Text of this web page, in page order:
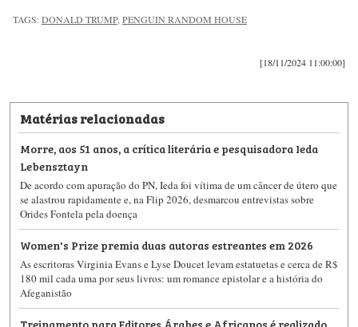
TAGS:DONALD TRUMP,PENGUIN RANDOM HOUSE
[18/11/2024 11:00:00]
Matérias relacionadas
Morre, aos 51 anos, a crítica literária e pesquisadora Ieda
Lebensztayn
De acordo com apuração do PN, Ieda foi vítima de um câncer de útero que
se alastrou rapidamente e, na Flip 2026, desmarcou entrevistas sobre
Orides Fontela pela doença
Women's Prize premia duas autoras estreantes em 2026
As escritoras Virginia Evans e Lyse Doucet levam estatuetas e cerca de R$
180 mil cada uma por seus livros: um romance epistolar e a história do
Afeganistão
Treinamento para Editores Árabes e Africanos é realizado